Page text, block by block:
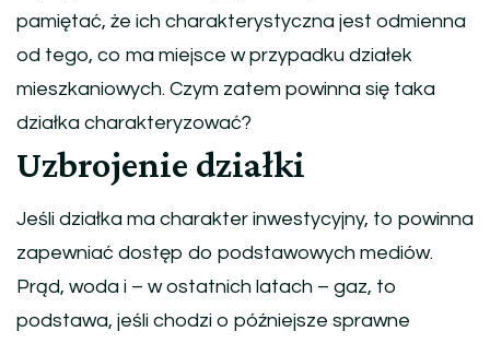
pamiętać, że ich charakterystyczna jest odmienna
od tego, co ma miejsce w przypadku działek
mieszkaniowych. Czym zatem powinna się taka
działka charakteryzować?
Uzbrojenie działki
Jeśli działka ma charakter inwestycyjny, to powinna
zapewniać dostęp do podstawowych mediów.
Prąd, woda i – w ostatnich latach – gaz, to
podstawa, jeśli chodzi o późniejsze sprawne